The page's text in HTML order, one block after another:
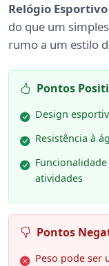
Relógio
do que um
rumo a um estilo
Pontos
Design
Resistência à
atividades
Pontos
Peso pode ser